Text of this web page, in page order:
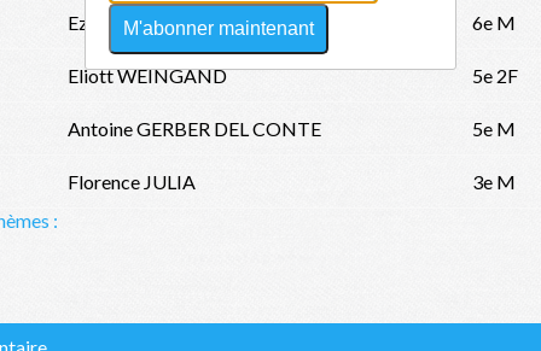
Ezra JUBLIN ZANETTI 6e M
Eliott WEINGAND 5e 2F
Antoine GERBER DEL CONTE 5e M
Florence JULIA
3e M
:
M'abonner maintenant